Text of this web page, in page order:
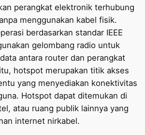
perangkat elektronik terhubung
menggunakan kabel fisik.
berdasarkan standar IEEE
gelombang radio untuk
antara router dan perangkat
hotspot merupakan titik akses
yang menyediakan konektivitas
Hotspot dapat ditemukan di
atau ruang publik lainnya yang
internet nirkabel.